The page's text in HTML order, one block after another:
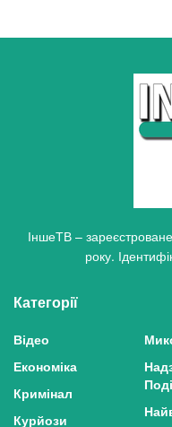
ІншеТВ –
року.
Категорії
Відео
Економіка
Кримінал
Курйози